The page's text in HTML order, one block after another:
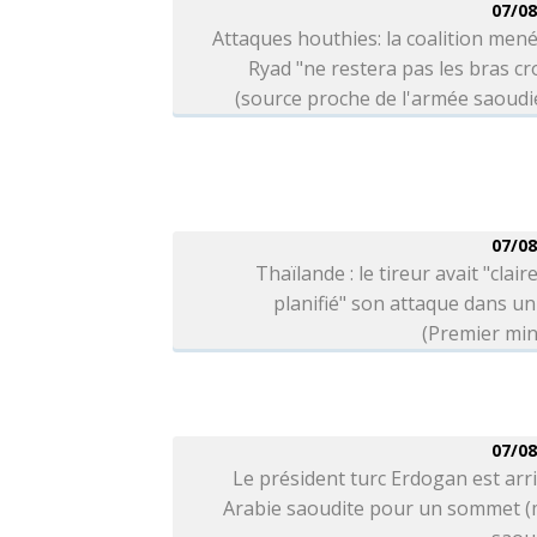
07/
Attaques houthies: la coalition
Ryad "ne restera pas les bras
(source proche de l'armée
07/
Thaïlande : le tireur avait
planifié" son attaque dans
(Premier
07/
Le président turc Erdogan est
Arabie saoudite pour un sommet